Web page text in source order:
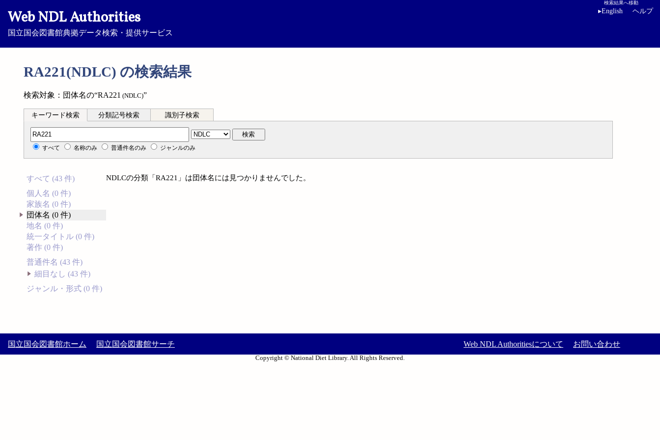
Web NDL Authorities
国立国会図書館典拠データ検索・提供サービス
検索結果へ移動
▸English ヘルプ
RA221(NDLC) の検索結果
検索対象：団体名の“RA221 (NDLC)”
キーワード検索 分類記号検索 識別子検索
分類記号検索 検索
すべて 名称のみ 普通件名のみ ジャンルのみ
すべて (43 件)
個人名 (0 件)
家族名 (0 件)
団体名 (0 件)
地名 (0 件)
統一タイトル (0 件)
著作 (0 件)
普通件名 (43 件)
細目なし (43 件)
ジャンル・形式 (0 件)
NDLCの分類「RA221」は団体名には見つかりませんでした。
国立国会図書館ホーム 国立国会図書館サーチ Web NDL Authoritiesについて お問い合わせ
Copyright © National Diet Library. All Rights Reserved.